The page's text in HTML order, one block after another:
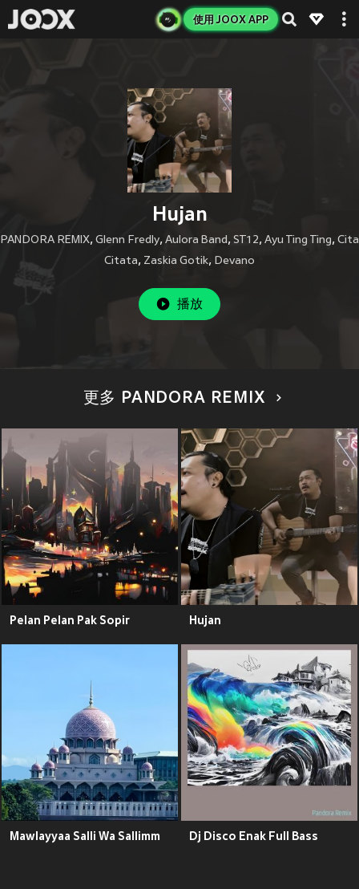
使用 JOOX APP
Hujan
PANDORA REMIX, Glenn Fredly, Aulora Band , ST12, Ayu Ting Ting, Cita
Citata, Zaskia Gotik, Devano
播放
更多 PANDORA REMIX
Pelan Pelan Pak Sopir Hujan
Mawlayyaa Salli Wa Sallimm Dj Disco Enak Full Bass